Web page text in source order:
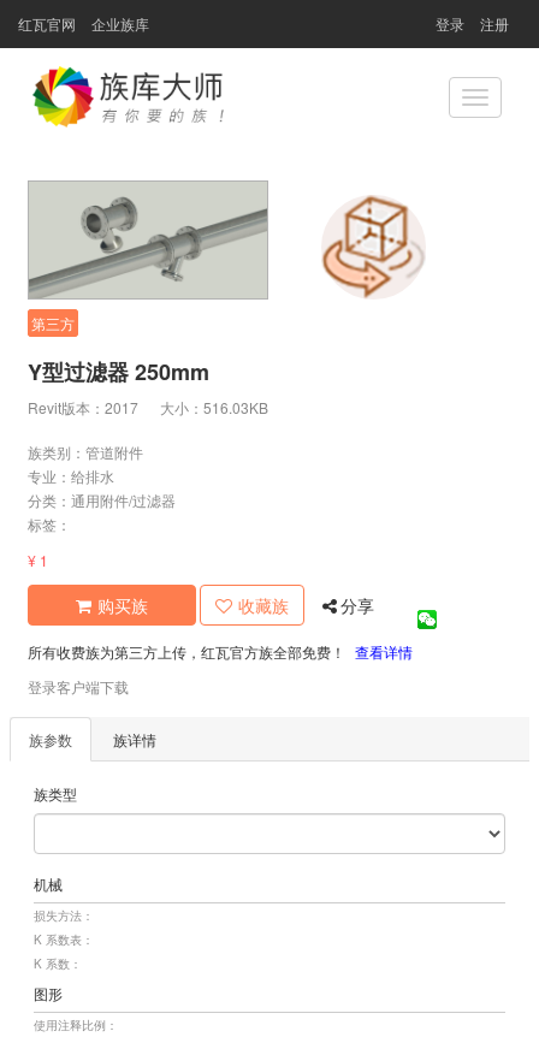
红瓦官网 企业族库 登录 注册
Toggle
第三方
Y型过滤器 250mm
Revit版本：2017 大小：516.03KB
族类别：管道附件
专业： 给排水
分类： 通用附件/过滤器
标签：
¥ 1
购买族 收藏族 分享
所有收费族为第三方上传，红瓦官方族全部免费！
查看详情
登录客户端下载
族参数 族详情
族类型
机械
损失方法：
K 系数表：
K 系数：
图形
使用注释比例：